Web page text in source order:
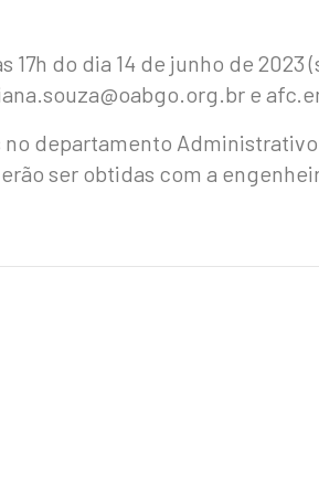
17h do dia 14 de junho de
e
departamento
ser obtidas com a